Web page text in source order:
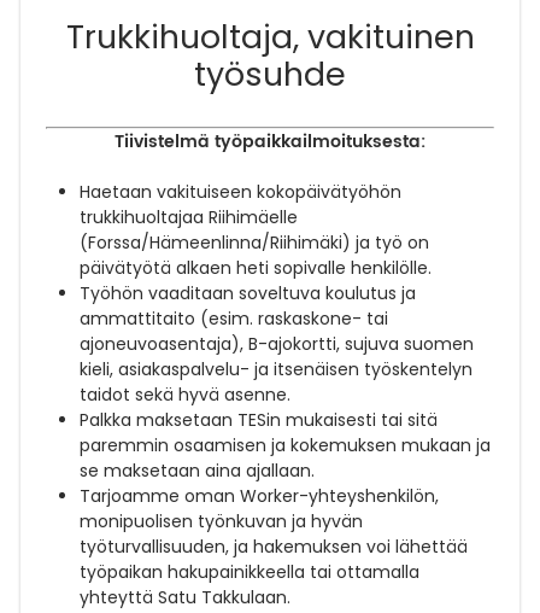
Trukkihuoltaja, vakituinen
työsuhde
Tiivistelmä työpaikkailmoituksesta:
Haetaan vakituiseen kokopäivätyöhön
trukkihuoltajaa Riihimäelle
(Forssa/Hämeenlinna/Riihimäki) ja työ on
päivätyötä alkaen heti sopivalle henkilölle.
Työhön vaaditaan soveltuva koulutus ja
ammattitaito (esim. raskaskone- tai
ajoneuvoasentaja), B-ajokortti, sujuva suomen
kieli, asiakaspalvelu- ja itsenäisen työskentelyn
taidot sekä hyvä asenne.
Palkka maksetaan TESin mukaisesti tai sitä
paremmin osaamisen ja kokemuksen mukaan ja
se maksetaan aina ajallaan.
Tarjoamme oman Worker-yhteyshenkilön,
monipuolisen työnkuvan ja hyvän
työturvallisuuden, ja hakemuksen voi lähettää
työpaikan hakupainikkeella tai ottamalla
yhteyttä Satu Takkulaan.